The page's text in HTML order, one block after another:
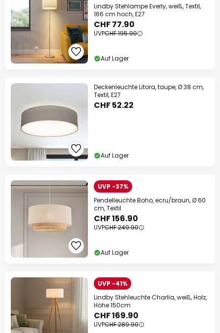
Lindby Stehlampe Everly, weiß, Textil,
166 cm hoch, E27
CHF 77.90
UVPCHF 195.90
Auf Lager
Deckenleuchte Litora, taupe, Ø 38 cm,
Textil, E27
CHF 52.22
Auf Lager
UVP -37%
Pendelleuchte Boho, ecru/braun, Ø 60
cm, Textil
CHF 156.90
UVPCHF 249.90
Auf Lager
UVP -41%
Lindby Stehleuchte Charlia, weiß, Holz,
Höhe 150cm
CHF 169.90
UVPCHF 289.90